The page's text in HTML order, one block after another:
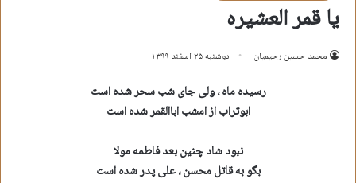
یا قمر العشیره
محمد حسین رحیمیان دوشنبه ۲۵ اسفند ۱۳۹۹
رسیده ماه ، ولی جای شب سحر شده است
ابوتراب از امشب اباالقمر شده است
نبود شاد چنین بعد فاطمه مولا
بگو به قاتل محسن ، علی پدر شده است